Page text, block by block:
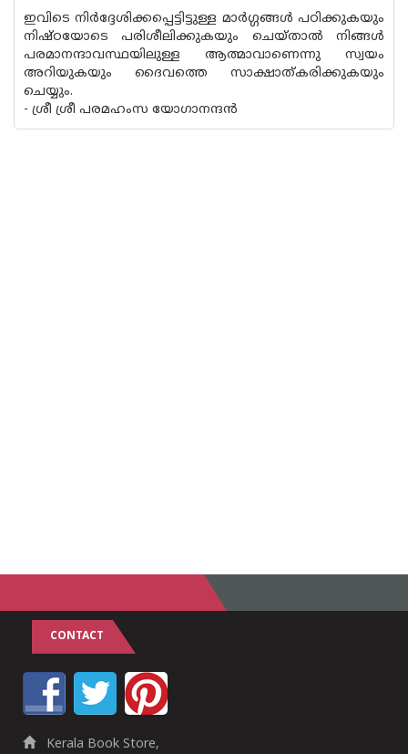
ഇവിടെ നിർദ്ദേശിക്കപ്പെട്ടിട്ടുള്ള മാർഗ്ഗങ്ങൾ പഠിക്കുകയും
നിഷ്ഠയോടെ പരിശീലിക്കുകയും ചെയ്ത‌ാൽ നിങ്ങൾ
പരമാനന്ദാവസ്ഥയിലുള്ള ആത്മാവാണെന്നു സ്വയം
അറിയുകയും ദൈവത്തെ സാക്ഷാത്‌കരിക്കുകയും
ചെയ്യും.
- ശ്രീ ശ്രീ പരമഹംസ യോഗാനന്ദൻ
CONTACT
Kerala Book Store,